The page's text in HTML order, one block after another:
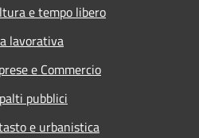
e tempo libero
lavorativa
e Commercio
pubblici
e urbanistica